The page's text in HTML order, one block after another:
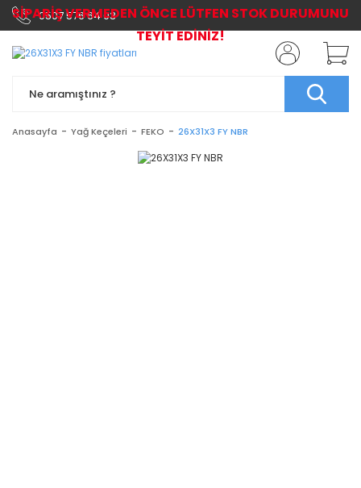
0507 576 64 03
Anasayfa Yağ Keçeleri FEKO 26X31X3 FY NBR
SİPARİŞ VERMEDEN ÖNCE LÜTFEN STOK DURUMUNU
TEYİT EDİNİZ!